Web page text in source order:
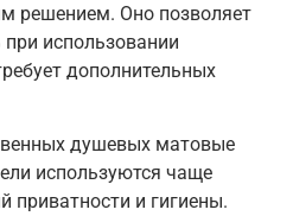
решением. Оно позволяет
использовании
дополнительных
душевых матовые
используются чаще
приватности и гигиены.